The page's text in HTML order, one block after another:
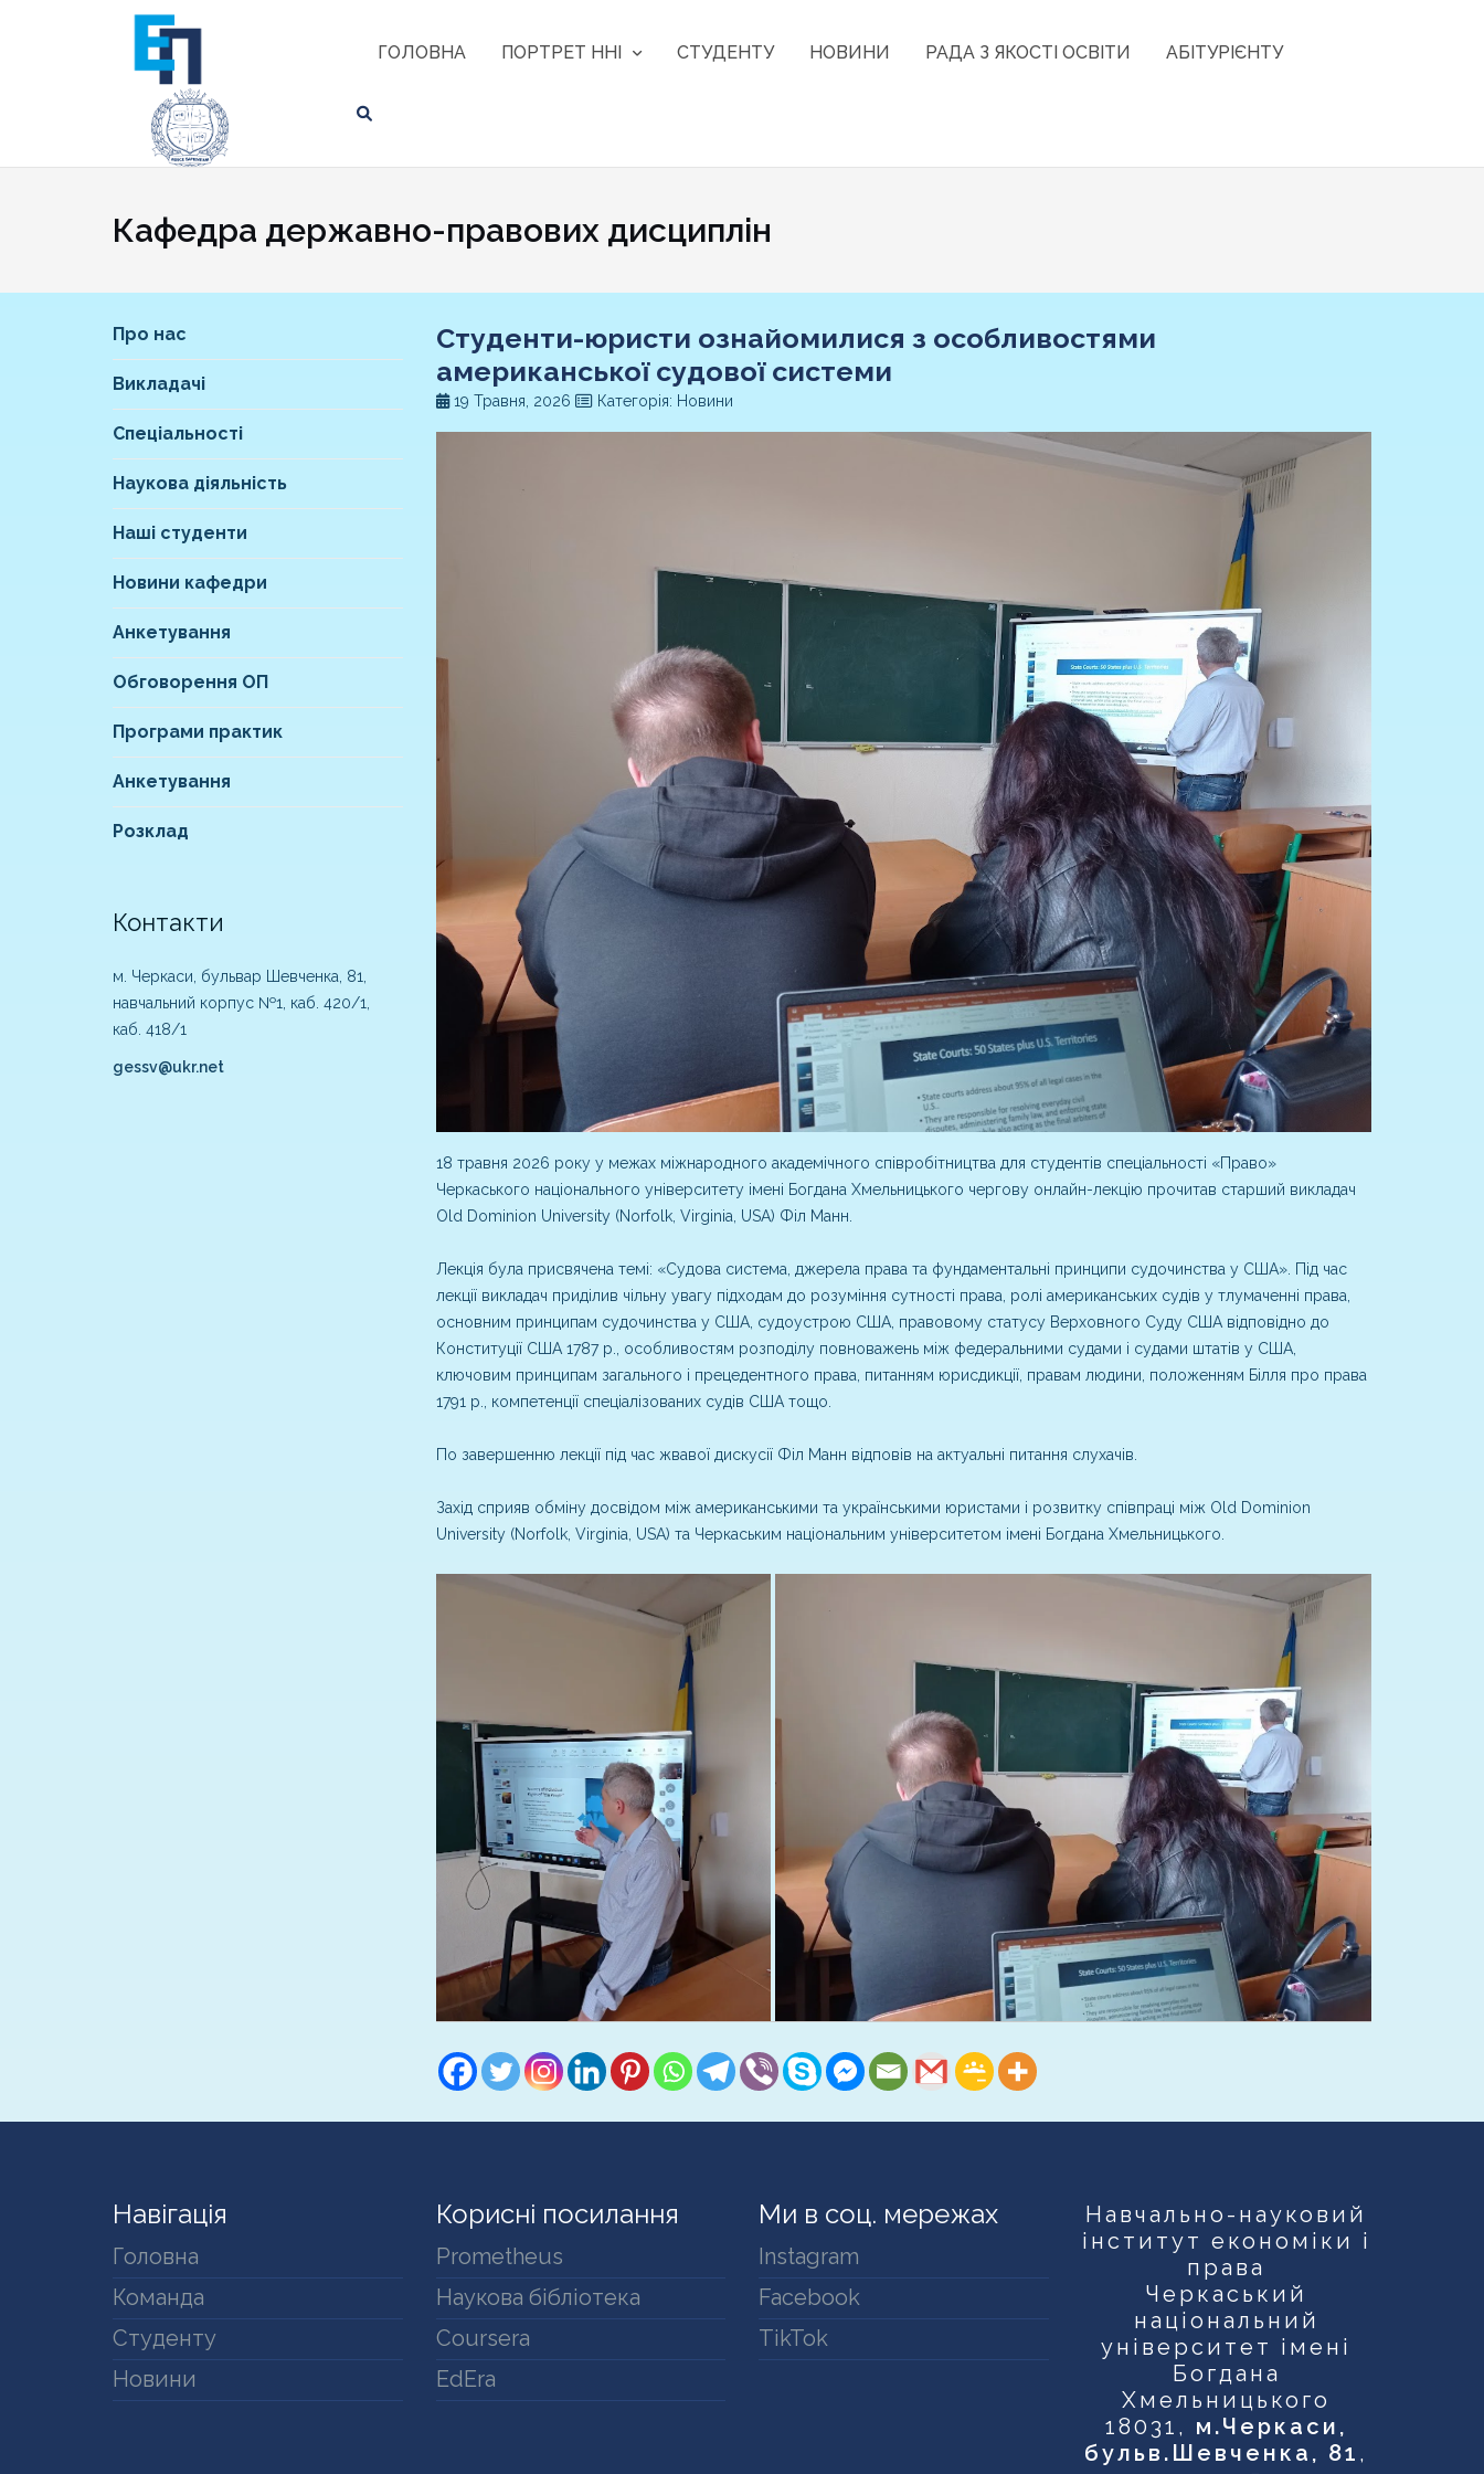
ГОЛОВНА ПОРТРЕТ ННІ СТУДЕНТУ НОВИНИ РАДА З ЯКОСТІ ОСВІТИ АБІТУРІЄНТУ
Кафедра державно-правових дисциплін
Про нас
Викладачі
Спеціальності
Наукова діяльність
Наші студенти
Новини кафедри
Анкетування
Обговорення ОП
Програми практик
Анкетування
Розклад
Контакти
м. Черкаси, бульвар Шевченка, 81,
навчальний корпус №1, каб. 420/1,
каб. 418/1
gessv@ukr.net
Студенти-юристи ознайомилися з особливостями
американської судової системи
19 Травня, 2026 Категорія: Новини
18 травня 2026 року у межах міжнародного академічного співробітництва для студентів спеціальності «Право»
Черкаського національного університету імені Богдана Хмельницького чергову онлайн-лекцію прочитав старший викладач
Old Dominion University (Norfolk, Virginia, USA) Філ Манн.
Лекція була присвячена темі: «Судова система, джерела права та фундаментальні принципи судочинства у США». Під час
лекції викладач приділив чільну увагу підходам до розуміння сутності права, ролі американських судів у тлумаченні права,
основним принципам судочинства у США, судоустрою США, правовому статусу Верховного Суду США відповідно до
Конституції США 1787 р., особливостям розподілу повноважень між федеральними судами і судами штатів у США,
ключовим принципам загального і прецедентного права, питанням юрисдикції, правам людини, положенням Білля про права
1791 р., компетенції спеціалізованих судів США тощо.
По завершенню лекції під час жвавої дискусії Філ Манн відповів на актуальні питання слухачів.
Захід сприяв обміну досвідом між американськими та українськими юристами і розвитку співпраці між Old Dominion
University (Norfolk, Virginia, USA) та Черкаським національним університетом імені Богдана Хмельницького.
Навігація
Головна
Команда
Студенту
Новини
Корисні посилання
Prometheus
Наукова бібліотека
Coursera
EdEra
Ми в соц. мережах
Instagram
Facebook
TikTok
Навчально-науковий
інститут економіки і
права
Черкаський
національний
університет імені
Богдана
Хмельницького
18031, м.Черкаси,
бульв.Шевченка, 81 ,